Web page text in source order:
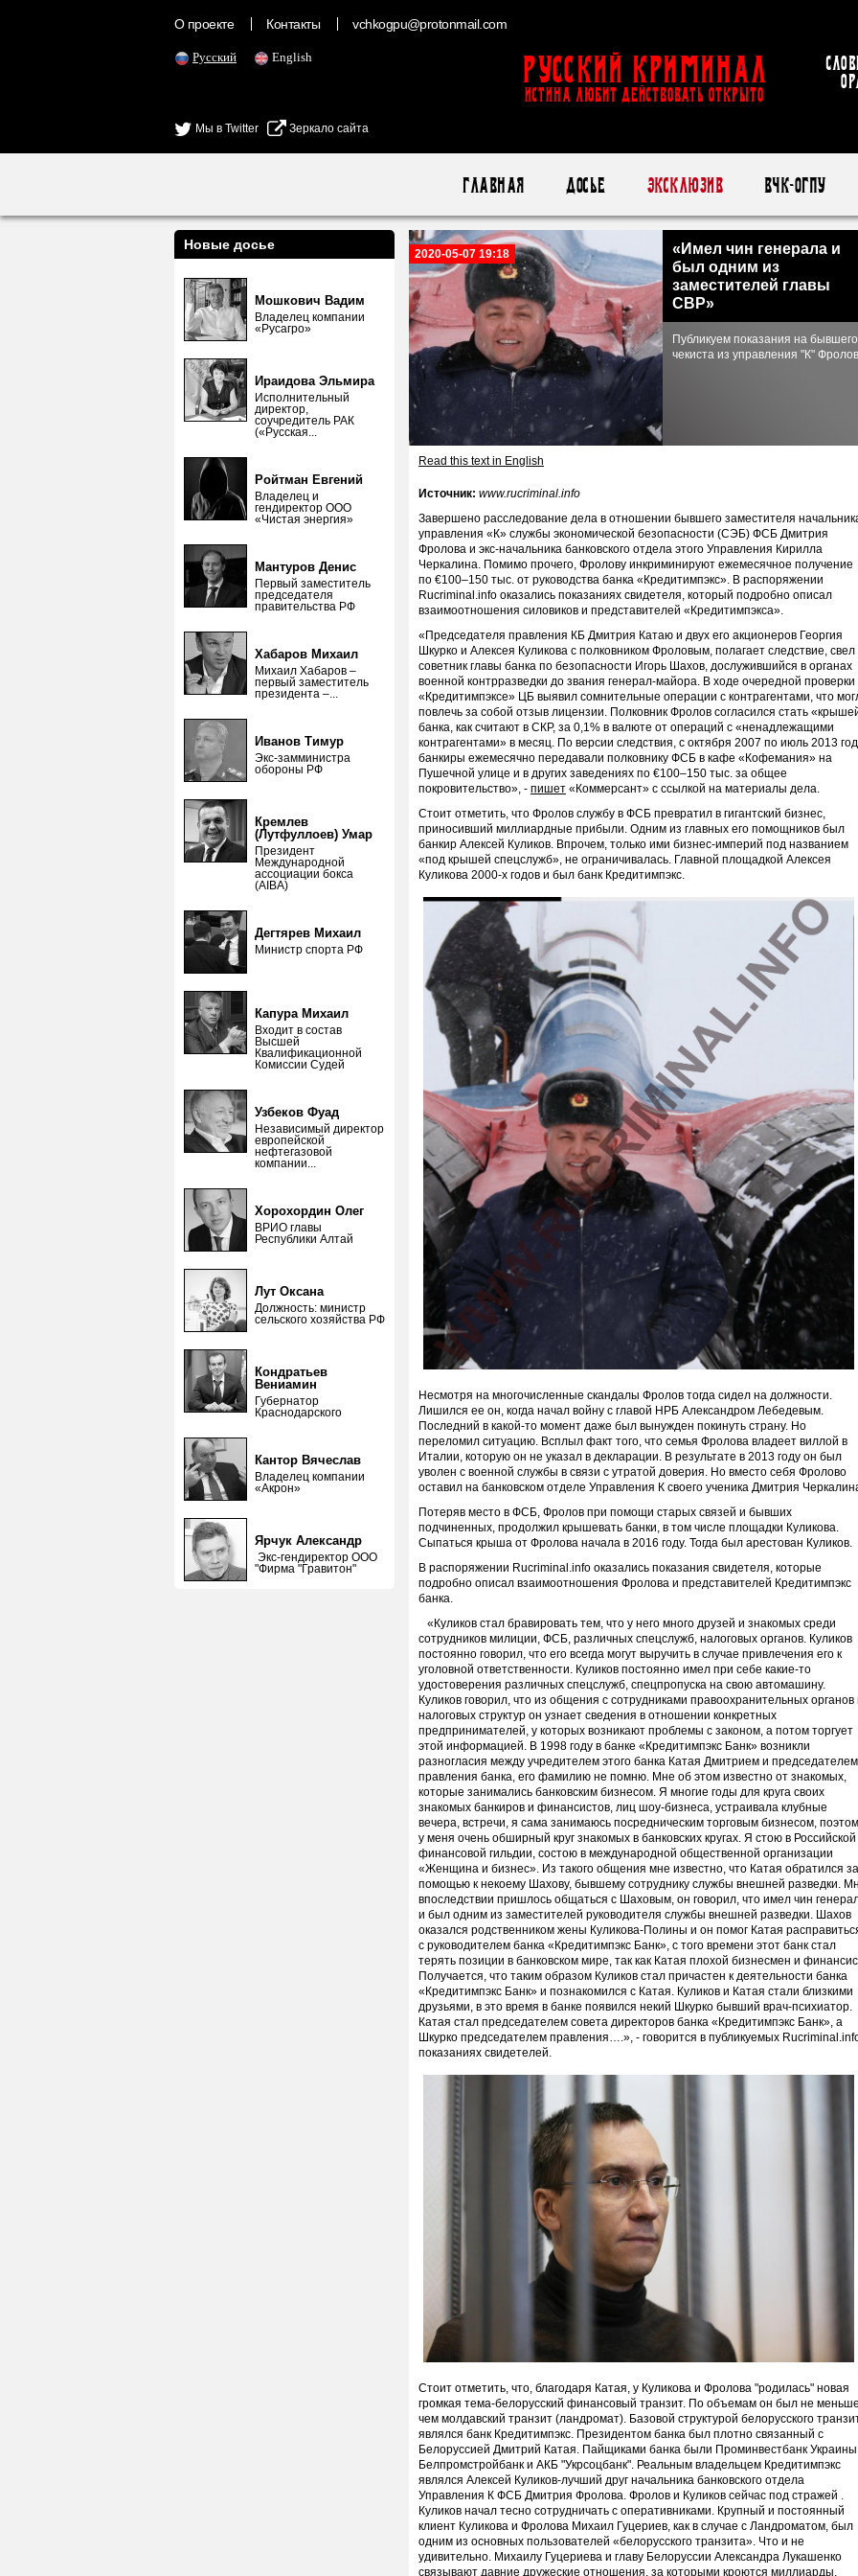
О проекте Контакты vchkogpu@protonmail.com
Русский English
Мы в Twitter Зеркало сайта
Русский Криминал
ИСТИНА ЛЮБИТ ДЕЙСТВОВАТЬ ОТКРЫТО
Главная Досье Эксклюзив ВЧК-ОГПУ
Новые досье
Мошкович Вадим
Владелец компании
«Русагро»
Ираидова Эльмира
Исполнительный
директор,
соучредитель РАК
(«Русская...
Ройтман Евгений
Владелец и
гендиректор ООО
«Чистая энергия»
Мантуров Денис
Первый заместитель
председателя
правительства РФ
Хабаров Михаил
Михаил Хабаров –
первый заместитель
президента –...
Иванов Тимур
Экс-замминистра
обороны РФ
Кремлев
(Лутфуллоев) Умар
Президент
Международной
ассоциации бокса
(AIBA)
Дегтярев Михаил
Министр спорта РФ
Капура Михаил
Входит в состав
Высшей
Квалификационной
Комиссии Судей
Узбеков Фуад
Независимый директор
европейской
нефтегазовой
компании...
Хорохордин Олег
ВРИО главы
Республики Алтай
Лут Оксана
Должность: министр
сельского хозяйства РФ
Кондратьев
Вениамин
Губернатор
Краснодарского
Кантор Вячеслав
Владелец компании
«Акрон»
Ярчук Александр
Экс-гендиректор ООО
"Фирма "Гравитон"
2020-05-07 19:18
«Имел чин генерала и
был одним из
заместителей главы
СВР»
Публикуем показания на бывшего
чекиста из управления "К"
Read this text in English
Источник: www.rucriminal.info
Завершено расследование дела в отношении бывшего заместителя
управления «К» службы экономической безопасности (СЭБ) ФСБ Дмитрия
Фролова и экс-начальника банковского отдела этого Управления Кирилла
Черкалина. Помимо прочего, Фролову инкриминируют ежемесячное получение
по €100–150 тыс. от руководства банка «Кредитимпэкс». В распоряжении
Rucriminal.info оказались показаниях свидетеля, который подробно описал
взаимоотношения силовиков и представителей «Кредитимпэкса».
«Председателя правления КБ Дмитрия Катаю и двух его акционеров Георгия
Шкурко и Алексея Куликова с полковником Фроловым, полагает следствие, свел
советник главы банка по безопасности Игорь Шахов, дослужившийся в органах
военной контрразведки до звания генерал-майора. В ходе очередной проверки
«Кредитимпэксе» ЦБ выявил сомнительные операции с контрагентами, что
повлечь за собой отзыв лицензии. Полковник Фролов согласился стать
банка, как считают в СКР, за 0,1% в валюте от операций с «ненадлежащими
контрагентами» в месяц. По версии следствия, с октября 2007 по июль 2013
банкиры ежемесячно передавали полковнику ФСБ в кафе «Кофемания» на
Пушечной улице и в других заведениях по €100–150 тыс. за общее
покровительство», - пишет «Коммерсант» с ссылкой на материалы дела.
Стоит отметить, что Фролов службу в ФСБ превратил в гигантский бизнес,
приносивший миллиардные прибыли. Одним из главных его помощников был
банкир Алексей Куликов. Впрочем, только ими бизнес-империй под названием
«под крышей спецслужб», не ограничивалась. Главной площадкой Алексея
Куликова 2000-х годов и был банк Кредитимпэкс.
Несмотря на многочисленные скандалы Фролов тогда сидел на должности.
Лишился ее он, когда начал войну с главой НРБ Александром Лебедевым.
Последний в какой-то момент даже был вынужден покинуть страну. Но
переломил ситуацию. Всплыл факт того, что семья Фролова владеет виллой в
Италии, которую он не указал в декларации. В результате в 2013 году он был
уволен с военной службы в связи с утратой доверия. Но вместо себя Фролово
оставил на банковском отделе Управления К своего ученика Дмитрия
Потеряв место в ФСБ, Фролов при помощи старых связей и бывших
подчиненных, продолжил крышевать банки, в том числе площадки Куликова.
Сыпаться крыша от Фролова начала в 2016 году. Тогда был арестован Куликов.
В распоряжении Rucriminal.info оказались показания свидетеля, которые
подробно описал взаимоотношения Фролова и представителей Кредитимпэкс
банка.
«Куликов стал бравировать тем, что у него много друзей и знакомых среди
сотрудников милиции, ФСБ, различных спецслужб, налоговых органов. Куликов
постоянно говорил, что его всегда могут выручить в случае привлечения его к
уголовной ответственности. Куликов постоянно имел при себe какие-то
удостоверения различных спецслужб, спецпропуска на свою автомашину.
Куликов говорил, что из общения с сотрудниками правоохранительных органов
налоговых структур он узнает сведения в отношении конкретных
предпринимателей, у которых возникают проблемы с законом, а потом торгует
этой информацией. В 1998 году в банке «Кредитимпэкс Банк» возникли
разногласия между учредителем этого банка Катая Дмитрием и председателем
правления банка, его фамилию не помню. Мне об этом известно от знакомых,
которые занимались банковским бизнесом. Я многие годы для круга своих
знакомых банкиров и финансистов, лиц шоу-бизнеса, устраивала клубные
вечера, встречи, я сама занимаюсь посредническим торговым бизнесом,
у меня очень обширный круг знакомых в банковских кругах. Я стою в Российской
финансовой гильдии, состою в международной общественной организации
«Женщина и бизнес». Из такого общения мне известно, что Катая обратился за
помощью к некоему Шахову, бывшему сотруднику службы внешней разведки.
впоследствии пришлось общаться с Шаховым, он говорил, что имел чин
и был одним из заместителей руководителя службы внешней разведки. Шахов
оказался родственником жены Куликова-Полины и он помог Катая
с руководителем банка «Кредитимпэкс Банк», с того времени этот банк стал
терять позиции в банковском мире, так как Катая плохой бизнесмен и
Получается, что таким образом Куликов стал причастен к деятельности банка
«Кредитимпэкс Банк» и познакомился с Катая. Куликов и Катая стали близкими
друзьями, в это время в банке появился некий Шкурко бывший врач-психиатор.
Катая стал председателем совета директоров банка «Кредитимпэкс Банк», а
Шкурко председателем правления….», - говорится в публикуемых
показаниях свидетелей.
Стоит отметить, что, благодаря Катая, у Куликова и Фролова "родилась" новая
громкая тема-белорусский финансовый транзит. По объемам он был не
чем молдавский транзит (ландромат). Базовой структурой белорусского
являлся банк Кредитимпэкс. Президентом банка был плотно связанный с
Белоруссией Дмитрий Катая. Пайщиками банка были Проминвестбанк
Белпромстройбанк и АКБ "Укрсоцбанк". Реальным владельцем Кредитимпэкс
являлся Алексей Куликов-лучший друг начальника банковского отдела
Управления К ФСБ Дмитрия Фролова. Фролов и Куликов сейчас под стражей .
Куликов начал тесно сотрудничать с оперативниками. Крупный и постоянный
клиент Куликова и Фролова Михаил Гуцериев, как в случае с Ландроматом, был
одним из основных пользователей «белорусского транзита». Что и не
удивительно. Михаилу Гуцериева и главу Белоруссии Александра Лукашенко
связывают давние дружеские отношения, за которыми кроются миллиарды.